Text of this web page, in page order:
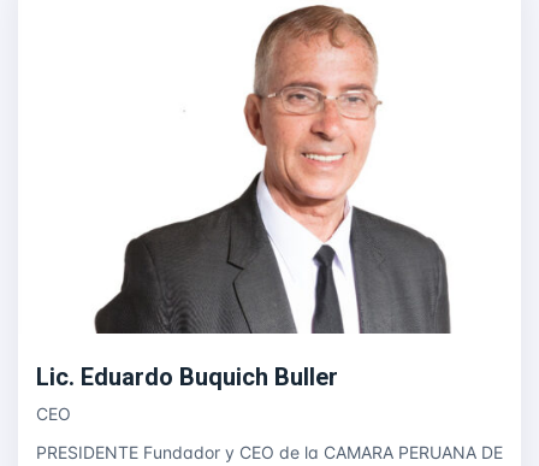
Lic. Eduardo Buquich Buller
CEO
PRESIDENTE Fundador y CEO de la CAMARA PERUANA DE